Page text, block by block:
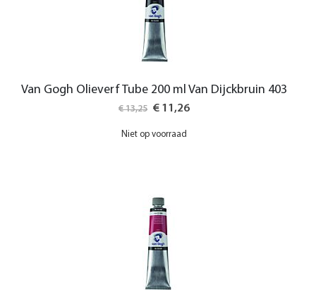
Van Gogh Olieverf Tube 200 ml Van Dijckbruin 403
€ 13,25
Special
€ 11,26
Niet op voorraad